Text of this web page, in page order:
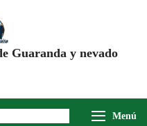
Guaranda y nevado
El Salinerito, Chocolates El
Menú